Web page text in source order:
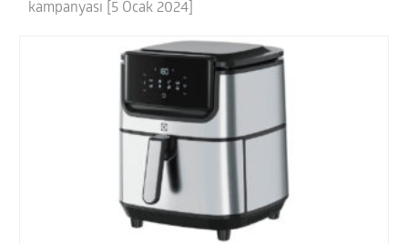
kampanyası [5 Ocak 2024]